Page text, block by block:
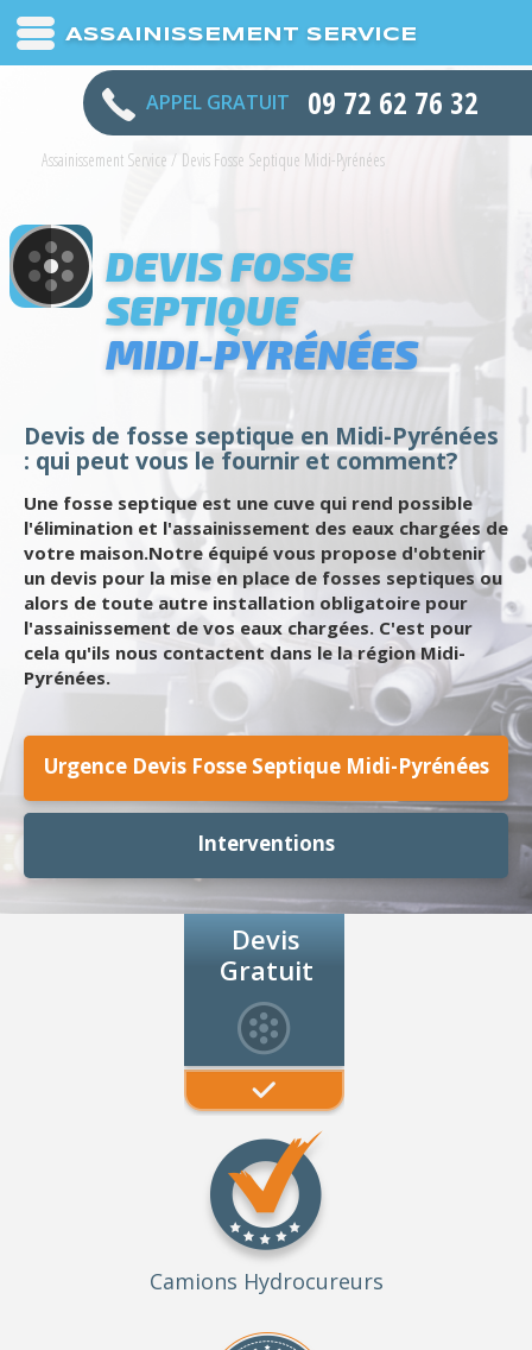
ASSAINISSEMENT SERVICE
APPEL GRATUIT 09 72 62 76 32
Assainissement Service / Devis Fosse Septique Midi-Pyrénées
DEVIS FOSSE
SEPTIQUE
MIDI-PYRÉNÉES
Devis de fosse septique en Midi-Pyrénées
: qui peut vous le fournir et comment?
Une fosse septique est une cuve qui rend possible
l'élimination et l'assainissement des eaux chargées de
votre maison.Notre équipé vous propose d'obtenir
un devis pour la mise en place de fosses septiques ou
alors de toute autre installation obligatoire pour
l'assainissement de vos eaux chargées. C'est pour
cela qu'ils nous contactent dans le la région Midi-
Pyrénées.
Urgence Devis Fosse Septique Midi-Pyrénées
Interventions
Devis
Gratuit
Camions Hydrocureurs